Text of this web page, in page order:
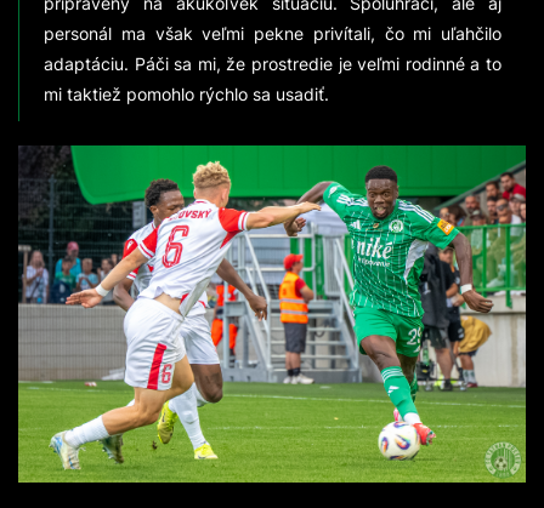
personál ma však veľmi pekne privítali, čo mi uľahčilo
adaptáciu. Páči sa mi, že prostredie je veľmi rodinné a to
mi taktiež pomohlo rýchlo sa usadiť.